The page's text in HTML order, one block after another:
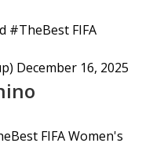
#TheBest FIFA
December 16, 2025
FIFA Women's